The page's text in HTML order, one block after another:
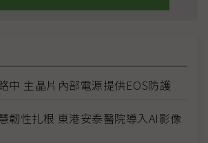
中 主晶片內部電源提供EOS防護
韌性扎根 東港安泰醫院導入AI影像